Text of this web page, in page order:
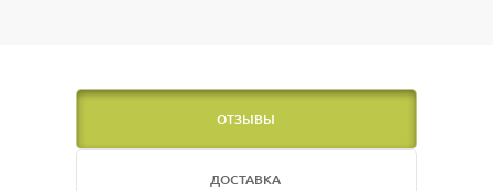
ОТЗЫВЫ
ДОСТАВКА